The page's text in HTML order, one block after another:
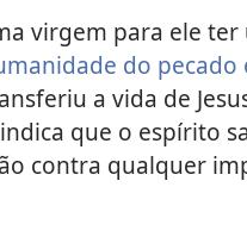
virgem para ele
do pecado
a vida de
que o espírito
contra qualquer